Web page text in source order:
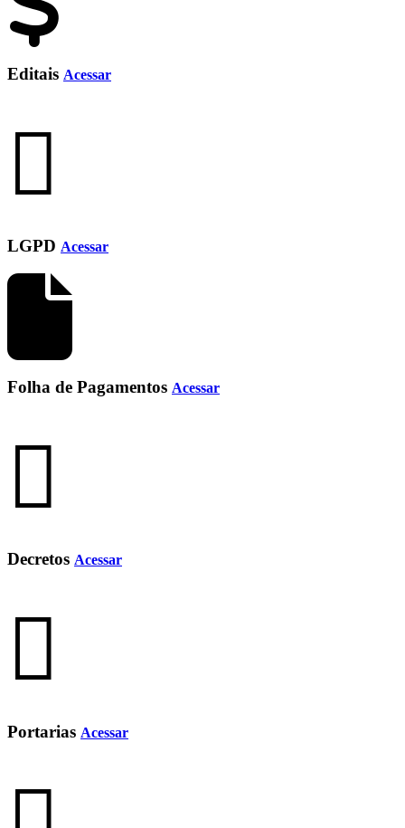
Editais Acessar
LGPD Acessar
Folha de Pagamentos Acessar
Decretos Acessar
Portarias Acessar